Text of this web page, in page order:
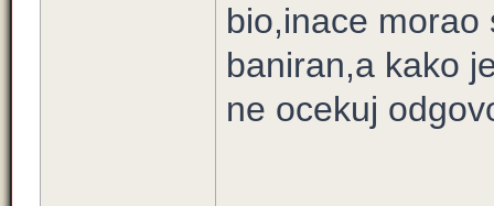
bio,inace
baniran,a kako
ne ocekuj